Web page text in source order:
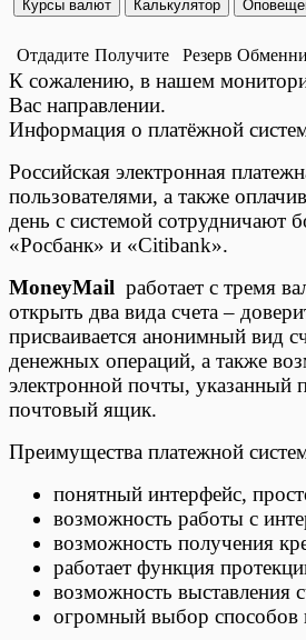
Отдадите Получите Резерв
К сожалению, в нашем
Вас направлении.
Информация о платёжной
Российская электронная
пользователями, а также
день с системой сотрудничают
«Росбанк» и «Citibank».
MoneyMail работает с тремя
открыть два вида счета –
присваивается анонимный вид
денежных операций, а также
электронной почты, указанный
почтовый ящик.
Преимущества платежной
понятный интерфейс,
возможность работы с
возможность получения
работает функция
возможность выставления
огромный выбор способов